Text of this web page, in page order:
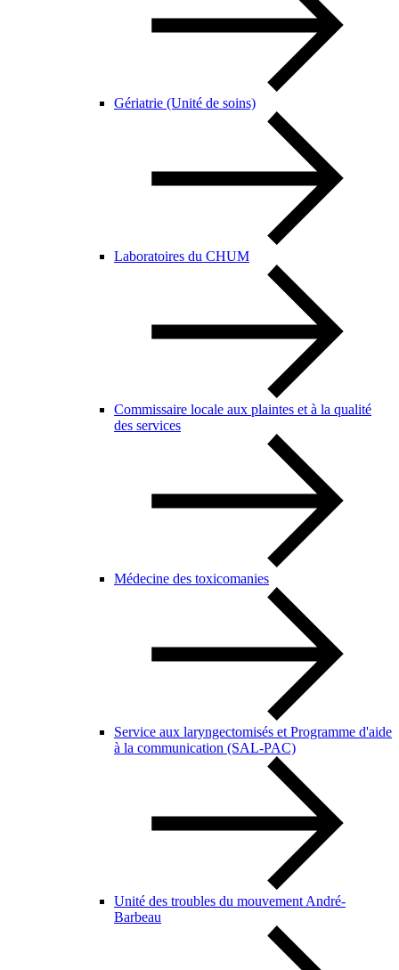
Gériatrie (Unité de soins)
Laboratoires du CHUM
Commissaire locale aux plaintes et à la qualité
des services
Médecine des toxicomanies
Service aux laryngectomisés et Programme d'aide
à la communication (SAL-PAC)
Unité des troubles du mouvement André-
Barbeau